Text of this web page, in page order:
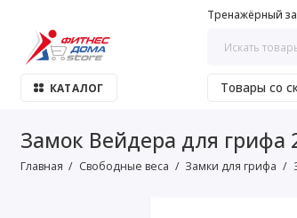
Тренажёрный
КАТАЛОГ Товары со
Замок Вейдера для грифа
Главная Свободные веса Замки для грифа